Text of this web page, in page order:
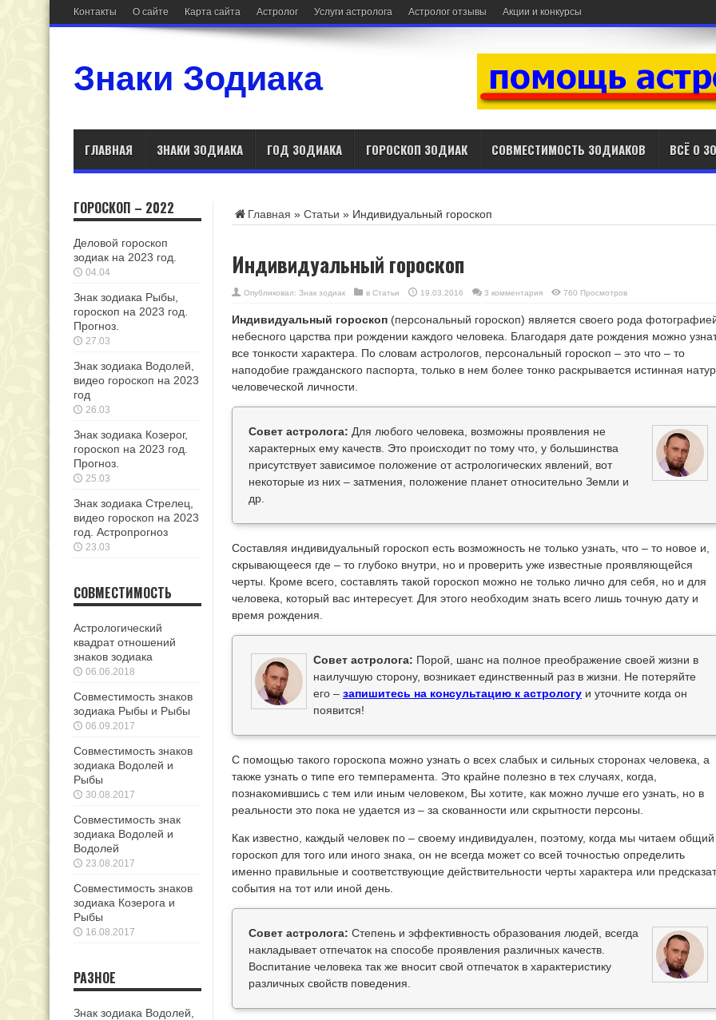
Контакты О сайте Карта сайта Астролог Услуги астролога Астролог отзывы Акции и конкурсы
Знаки Зодиака
ГЛАВНАЯ ЗНАКИ ЗОДИАКА ГОД ЗОДИАКА ГОРОСКОП ЗОДИАК СОВМЕСТИМОСТЬ ЗОДИАКОВ ВСЁ О
Главная » Статьи » Индивидуальный гороскоп
Индивидуальный гороскоп
Опубликовал: Знак зодиак в Статьи 19.03.2016 3 комментария 760 Просмотров
Индивидуальный гороскоп (персональный гороскоп) является своего рода
небесного царства при рождении каждого человека. Благодаря дате рождения можно
все тонкости характера. По словам астрологов, персональный гороскоп – это что – то
наподобие гражданского паспорта, только в нем более тонко раскрывается истинная
человеческой личности.
Совет астролога: Для любого человека, возможны проявления не
характерных ему качеств. Это происходит по тому что, у большинства
присутствует зависимое положение от астрологических явлений, вот
некоторые из них – затмения, положение планет относительно Земли и
др.
Составляя индивидуальный гороскоп есть возможность не только узнать, что – то новое и,
скрывающееся где – то глубоко внутри, но и проверить уже известные проявляющейся
черты. Кроме всего, составлять такой гороскоп можно не только лично для себя, но и для
человека, который вас интересует. Для этого необходим знать всего лишь точную дату и
время рождения.
Совет астролога: Порой, шанс на полное преображение своей жизни в
наилучшую сторону, возникает единственный раз в жизни. Не потеряйте
его – запишитесь на консультацию к астрологу и уточните когда он
появится!
С помощью такого гороскопа можно узнать о всех слабых и сильных сторонах человека, а
также узнать о типе его темперамента. Это крайне полезно в тех случаях, когда,
познакомившись с тем или иным человеком, Вы хотите, как можно лучше его узнать, но в
реальности это пока не удается из – за скованности или скрытности персоны.
Как известно, каждый человек по – своему индивидуален, поэтому, когда мы читаем общий
гороскоп для того или иного знака, он не всегда может со всей точностью определить
именно правильные и соответствующие действительности черты характера или
события на тот или иной день.
Совет астролога: Степень и эффективность образования людей, всегда
накладывает отпечаток на способе проявления различных качеств.
Воспитание человека так же вносит свой отпечаток в характеристику
различных свойств поведения.
ГОРОСКОП – 2022
Деловой гороскоп
зодиак на 2023 год.
04.04
Знак зодиака Рыбы,
гороскоп на 2023 год.
Прогноз.
27.03
Знак зодиака Водолей,
видео гороскоп на 2023
год
26.03
Знак зодиака Козерог,
гороскоп на 2023 год.
Прогноз.
25.03
Знак зодиака Стрелец,
видео гороскоп на 2023
год. Астропрогноз
23.03
СОВМЕСТИМОСТЬ
Астрологический
квадрат отношений
знаков зодиака
06.06.2018
Совместимость знаков
зодиака Рыбы и Рыбы
06.09.2017
Совместимость знаков
зодиака Водолей и
Рыбы
30.08.2017
Совместимость знак
зодиака Водолей и
Водолей
23.08.2017
Совместимость знаков
зодиака Козерога и
Рыбы
16.08.2017
РАЗНОЕ
Знак зодиака Водолей,